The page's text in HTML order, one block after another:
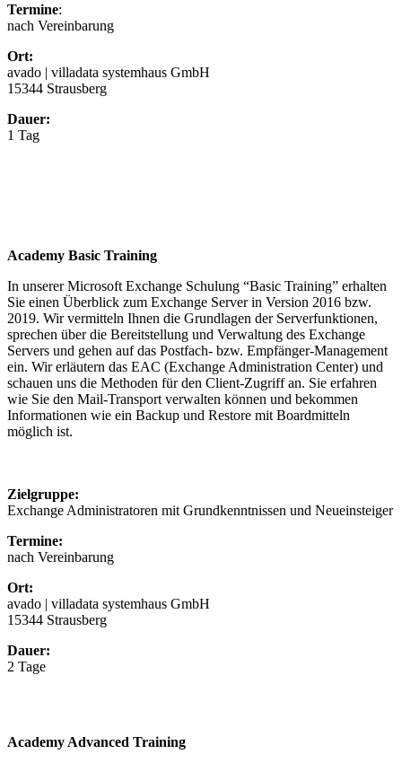
Termine:
nach Vereinbarung
Ort:
avado | villadata systemhaus GmbH
15344 Strausberg
Dauer:
1 Tag
Academy Basic Training
In unserer Microsoft Exchange Schulung “Basic Training” erhalten
Sie einen Überblick zum Exchange Server in Version 2016 bzw.
2019. Wir vermitteln Ihnen die Grundlagen der Serverfunktionen,
sprechen über die Bereitstellung und Verwaltung des Exchange
Servers und gehen auf das Postfach- bzw. Empfänger-Management
ein. Wir erläutern das EAC (Exchange Administration Center) und
schauen uns die Methoden für den Client-Zugriff an. Sie erfahren
wie Sie den Mail-Transport verwalten können und bekommen
Informationen wie ein Backup und Restore mit Boardmitteln
möglich ist.
Zielgruppe:
Exchange Administratoren mit Grundkenntnissen und Neueinsteiger
Termine:
nach Vereinbarung
Ort:
avado | villadata systemhaus GmbH
15344 Strausberg
Dauer:
2 Tage
Academy Advanced Training